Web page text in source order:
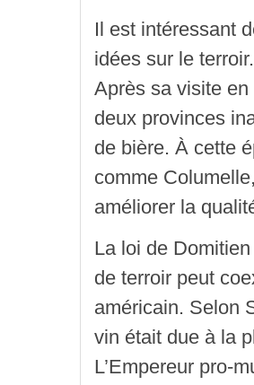
Il est intéressant
idées sur le terroir.
Après sa visite en
deux provinces
de bière. À cette
comme
améliorer la
La loi de
de terroir peut
américain. Selon
vin était due à la
L’Empereur pro-